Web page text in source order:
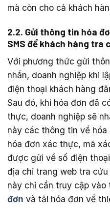
mà còn cho cả khách
2.2. Gửi thông tin hóa
SMS để khách hàng tra
Với phương thức gửi
nhắn, doanh nghiệp khi
điện thoại khách hàng
Sau đó, khi hóa đơn đã
thực, doanh nghiệp sẽ
này các thông tin về
hóa đơn xác thực, mã
được gửi về số điện
địa chỉ trang web tra
này chỉ cần truy cập vào
đơn và tải hóa đơn về